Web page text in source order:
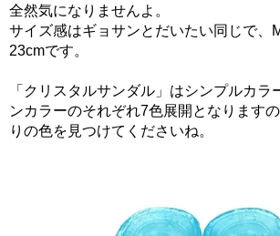
全然気になりませんよ。
サイズ感はギョサンとだいたい同じで、
23cmです。
「クリスタルサンダル」はシンプルカラ
ンカラーのそれぞれ7色展開となります
りの色を見つけてくださいね。